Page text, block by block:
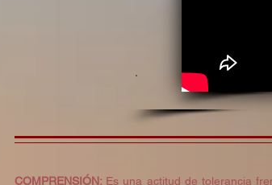
COMPRENSIÓN: Es una actitud de tolerancia